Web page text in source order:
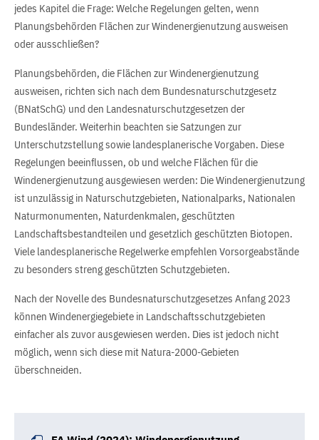
jedes Kapitel die Frage: Welche Regelungen gelten, wenn
Planungsbehörden Flächen zur Windenergienutzung ausweisen
oder ausschließen?
Planungsbehörden, die Flächen zur Windenergienutzung
ausweisen, richten sich nach dem Bundesnaturschutzgesetz
(BNatSchG) und den Landesnaturschutzgesetzen der
Bundesländer. Weiterhin beachten sie Satzungen zur
Unterschutzstellung sowie landesplanerische Vorgaben. Diese
Regelungen beeinflussen, ob und welche Flächen für die
Windenergienutzung ausgewiesen werden: Die Windenergienutzung
ist unzulässig in Naturschutzgebieten, Nationalparks, Nationalen
Naturmonumenten, Naturdenkmalen, geschützten
Landschaftsbestandteilen und gesetzlich geschützten Biotopen.
Viele landesplanerische Regelwerke empfehlen Vorsorgeabstände
zu besonders streng geschützten Schutzgebieten.
Nach der Novelle des Bundesnaturschutzgesetzes Anfang 2023
können Windenergiegebiete in Landschaftsschutzgebieten
einfacher als zuvor ausgewiesen werden. Dies ist jedoch nicht
möglich, wenn sich diese mit Natura-2000-Gebieten
überschneiden.